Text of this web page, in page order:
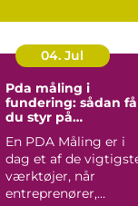
spejl, er en
04. Jul
Pda måling i
fundering: sådan
du styr på
En PDA Måling er i
dag et af de
værktøjer, når
entreprenører,